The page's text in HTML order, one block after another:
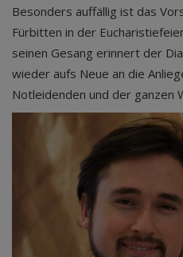
Besonders auffällig ist das
Fürbitten in der
seinen Gesang erinnert der
wieder aufs Neue an die
Notleidenden und der ganzen